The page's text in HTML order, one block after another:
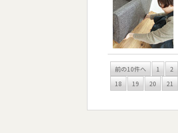
前の10件へ 1 2
18
19 20 21